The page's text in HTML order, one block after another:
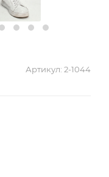
Артикул: 2-1044